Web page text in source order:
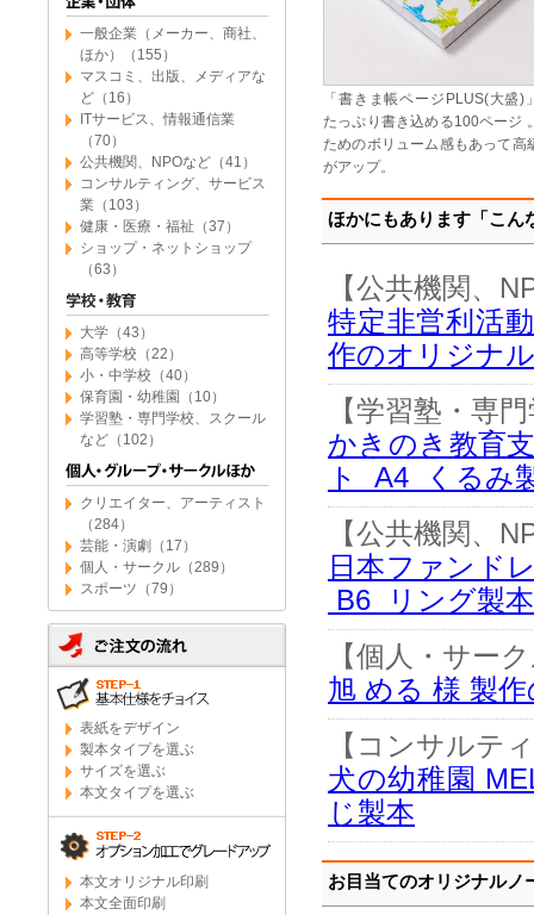
一般企業（メーカー、商社、
ほか）（155）
マスコミ、出版、メディアな
ど（16）
ITサービス、情報通信業
（70）
公共機関、NPOなど（41）
コンサルティング、サービス
業（103）
健康・医療・福祉（37）
ショップ・ネットショップ
（63）
大学（43）
高等学校（22）
小・中学校（40）
保育園・幼稚園（10）
学習塾・専門学校、スクール
など（102）
クリエイター、アーティスト
（284）
芸能・演劇（17）
個人・サークル（289）
スポーツ（79）
表紙をデザイン
製本タイプを選ぶ
サイズを選ぶ
本文タイプを選ぶ
本文オリジナル印刷
本文全面印刷
「書きま帳ページPLUS(大盛)
たっぷり書き込める100ページ
ためのボリューム感もあって高
がアップ。
ほかにもあります「こん
【公共機関、
特定非営利活
作のオリジナ
【学習塾・専
かきのき教育
ト A4 くるみ
【公共機関、
日本ファンド
B6 リング製本
【個人・サー
旭 める 様 製
【コンサルテ
犬の幼稚園
じ製本
お目当てのオリジナルノ